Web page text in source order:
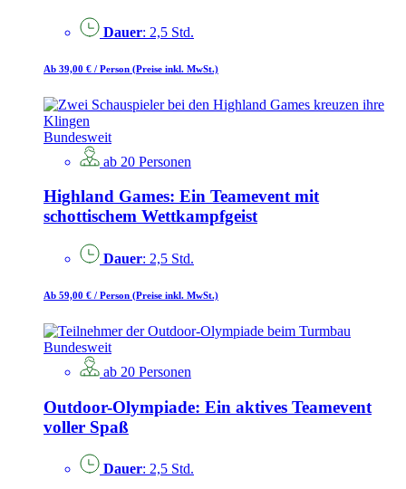
Dauer: 2,5 Std.
Ab 39,00 € / Person (Preise inkl. MwSt.)
Bundesweit
ab 20 Personen
Highland Games: Ein Teamevent mit
schottischem Wettkampfgeist
Dauer: 2,5 Std.
Ab 59,00 € / Person (Preise inkl. MwSt.)
Bundesweit
ab 20 Personen
Outdoor-Olympiade: Ein aktives Teamevent
voller Spaß
Dauer: 2,5 Std.